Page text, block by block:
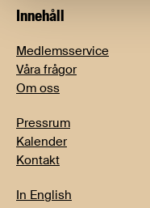
Innehåll
Medlemsservice
Våra frågor
Om oss
Pressrum
Kalender
Kontakt
In English